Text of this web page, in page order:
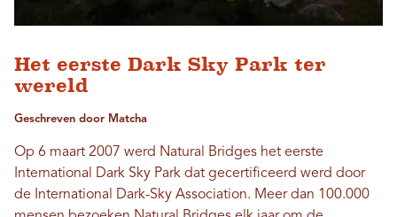
Het eerste Dark Sky Park ter
wereld
Geschreven door Matcha
Op 6 maart 2007 werd Natural Bridges het eerste
International Dark Sky Park dat gecertificeerd werd door
de International Dark-Sky Association. Meer dan 100.000